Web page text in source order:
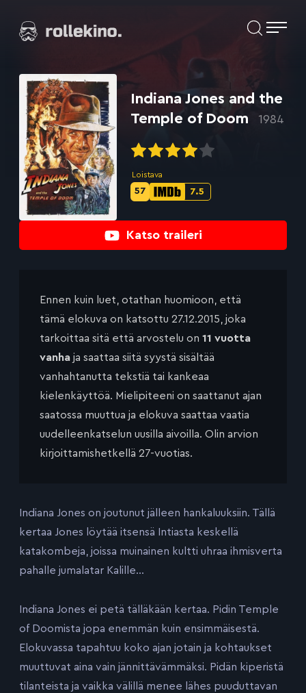
suoraan
Elokuvat ja elokuva-arviot | Rollekino.fi
jälkeen.
Katso traileri
Indiana Jones and the
Temple of Doom
1984
Loistava
IMDb-
pisteet:
7.5
Metascore-
57
Ennen kuin luet, otathan huomioon, että
tämä elokuva on katsottu 27.12.2015, joka
tarkoittaa sitä että arvostelu on 11 vuotta
vanha ja saattaa siitä syystä sisältää
vanhahtanutta tekstiä tai kankeaa
kielenkäyttöä. Mielipiteeni on saattanut ajan
saatossa muuttua ja elokuva saattaa vaatia
uudelleenkatselun uusilla aivoilla. Olin arvion
kirjoittamishetkellä 27-vuotias.
Indiana Jones on joutunut jälleen hankaluuksiin. Tällä
kertaa Jones löytää itsensä Intiasta keskellä
katakombeja, joissa muinainen kultti uhraa ihmisverta
pahalle jumalatar Kalille…
Indiana Jones ei petä tälläkään kertaa. Pidin Temple
of Doomista jopa enemmän kuin ensimmäisestä.
Elokuvassa tapahtuu koko ajan jotain ja kohtaukset
muuttuvat aina vain jännittävämmäksi. Pidän kiperistä
tilanteista ja vaikka välillä menee lähes puuduttavan